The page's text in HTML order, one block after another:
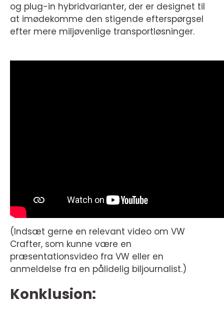
og plug-in hybridvarianter, der er designet til
at imødekomme den stigende efterspørgsel
efter mere miljøvenlige transportløsninger.
(Indsæt gerne en relevant video om VW
Crafter, som kunne være en
præsentationsvideo fra VW eller en
anmeldelse fra en pålidelig biljournalist.)
Konklusion: